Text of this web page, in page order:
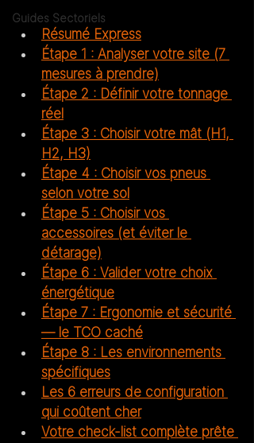
Guides Sectoriels
Résumé Express
Étape 1 : Analyser votre site (7
mesures à prendre)
Étape 2 : Définir votre tonnage
réel
Étape 3 : Choisir votre mât (H1,
H2, H3)
Étape 4 : Choisir vos pneus
selon votre sol
Étape 5 : Choisir vos
accessoires (et éviter le
détarage)
Étape 6 : Valider votre choix
énergétique
Étape 7 : Ergonomie et sécurité
— le TCO caché
Étape 8 : Les environnements
spécifiques
Les 6 erreurs de configuration
qui coûtent cher
Votre check-list complète prête